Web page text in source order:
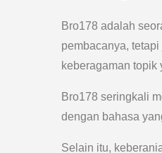
Bro178 adalah
pembacanya,
keberagaman topik
Bro178 seringkali
dengan bahasa
Selain itu,